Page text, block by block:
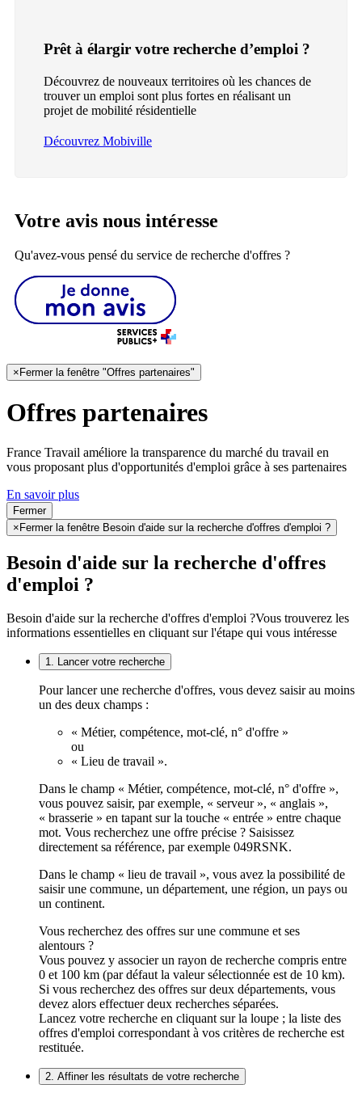
Prêt à élargir votre recherche d’emploi ?
Découvrez de nouveaux territoires où les chances de
trouver un emploi sont plus fortes en réalisant un
projet de mobilité résidentielle
Découvrez Mobiville
Votre avis nous intéresse
Qu'avez-vous pensé du service de recherche d'offres ?
× Fermer la fenêtre "Offres partenaires"
Offres partenaires
France Travail améliore la transparence du marché du travail en
vous proposant plus d'opportunités d'emploi grâce à ses partenaires
En savoir plus
Fermer
×Fermer la fenêtre Besoin d'aide sur la recherche d'offres d'emploi ?
Besoin d'aide sur la recherche d'offres
d'emploi ?
Besoin d'aide sur la recherche d'offres d'emploi ?Vous trouverez les
informations essentielles en cliquant sur l'étape qui vous intéresse
1. Lancer votre recherche
Pour lancer une recherche d'offres, vous devez saisir au moins
un des deux champs :
« Métier, compétence, mot-clé, n° d'offre »
ou
« Lieu de travail ».
Dans le champ « Métier, compétence, mot-clé, n° d'offre »,
vous pouvez saisir, par exemple, « serveur », « anglais »,
« brasserie » en tapant sur la touche « entrée » entre chaque
mot. Vous recherchez une offre précise ? Saisissez
directement sa référence, par exemple 049RSNK.
Dans le champ « lieu de travail », vous avez la possibilité de
saisir une commune, un département, une région, un pays ou
un continent.
Vous recherchez des offres sur une commune et ses
alentours ?
Vous pouvez y associer un rayon de recherche compris entre
0 et 100 km (par défaut la valeur sélectionnée est de 10 km).
Si vous recherchez des offres sur deux départements, vous
devez alors effectuer deux recherches séparées.
Lancez votre recherche en cliquant sur la loupe ; la liste des
offres d'emploi correspondant à vos critères de recherche est
restituée.
2. Affiner les résultats de votre recherche